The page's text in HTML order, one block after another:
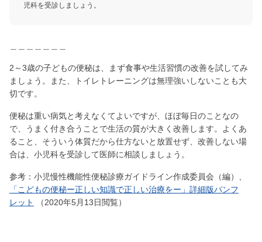
児科を受診しましょう。
2～3歳の子どもの便秘は、まず食事や生活習慣の改善を試してみ
ましょう。また、トイレトレーニングは無理強いしないことも大
切です。
便秘は重い病気と考えなくてよいですが、ほぼ毎日のことなの
で、うまく付き合うことで生活の質が大きく改善します。よくあ
ること、そういう体質だから仕方ないと放置せず、改善しない場
合は、小児科を受診して医師に相談しましょう。
参考：小児慢性機能性便秘診療ガイドライン作成委員会（編）、
「こどもの便秘ー正しい知識で正しい治療をー」詳細版パンフ
レット
（2020年5月13日閲覧）